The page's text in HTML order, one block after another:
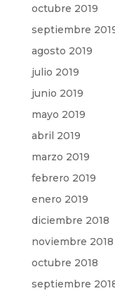
octubre 2019
septiembre
agosto 2019
julio 2019
junio 2019
mayo 2019
abril 2019
marzo 2019
febrero 2019
enero 2019
diciembre 2018
noviembre 2018
octubre 2018
septiembre